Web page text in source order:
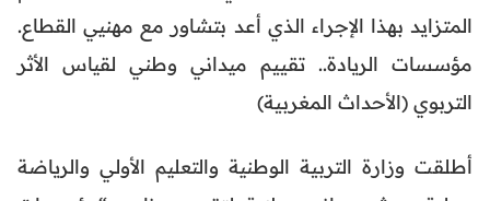
المتزايد بهذا الإجراء الذي أعد بتشاور مع مهنيي القطاع.
مؤسسات الريادة.. تقييم ميداني وطني لقياس الأثر
التربوي (الأحداث المغربية)
أطلقت وزارة التربية الوطنية والتعليم الأولي والرياضة